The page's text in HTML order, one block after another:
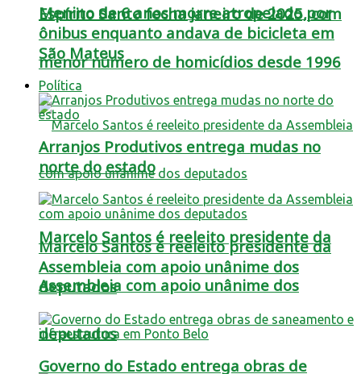
Espírito Santo fecha janeiro de 2025, com
menor número de homicídios desde 1996
Marcelo Santos é reeleito presidente da
Assembleia com apoio unânime dos
deputados
Menino de 6 anos morre atropelado por
ônibus enquanto andava de bicicleta em
São Mateus
Política
Arranjos Produtivos entrega mudas no
norte do estado
Marcelo Santos é reeleito presidente da
Assembleia com apoio unânime dos
deputados
Governo do Estado entrega obras de